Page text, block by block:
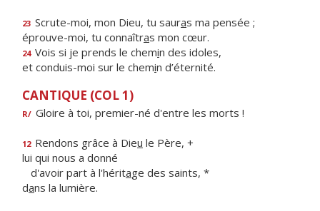
23 Scrute-moi, mon Dieu, tu sauras ma pensée ;
éprouve-moi, tu connaîtras mon cœur.
24 Vois si je prends le chemin des idoles,
et conduis-moi sur le chemin d’éternité.
CANTIQUE (COL 1)
R/ Gloire à toi, premier-né d'entre les morts !
12 Rendons grâce à Dieu le Père, +
lui qui nous a donné
d'avoir part à l'héritage des saints, *
dans la lumière.